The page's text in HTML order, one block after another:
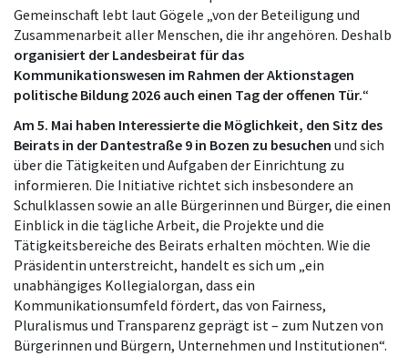
Gemeinschaft lebt laut Gögele „von der Beteiligung und
Zusammenarbeit aller Menschen, die ihr angehören. Deshalb
organisiert der Landesbeirat für das
Kommunikationswesen im Rahmen der Aktionstagen
politische Bildung 2026 auch einen Tag der offenen Tür.“
Am 5. Mai haben Interessierte die Möglichkeit, den Sitz des
Beirats in der Dantestraße 9 in Bozen zu besuchen und sich
über die Tätigkeiten und Aufgaben der Einrichtung zu
informieren. Die Initiative richtet sich insbesondere an
Schulklassen sowie an alle Bürgerinnen und Bürger, die einen
Einblick in die tägliche Arbeit, die Projekte und die
Tätigkeitsbereiche des Beirats erhalten möchten. Wie die
Präsidentin unterstreicht, handelt es sich um „ein
unabhängiges Kollegialorgan, dass ein
Kommunikationsumfeld fördert, das von Fairness,
Pluralismus und Transparenz geprägt ist – zum Nutzen von
Bürgerinnen und Bürgern, Unternehmen und Institutionen“.